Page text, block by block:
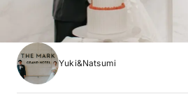
Yuki&Natsumi